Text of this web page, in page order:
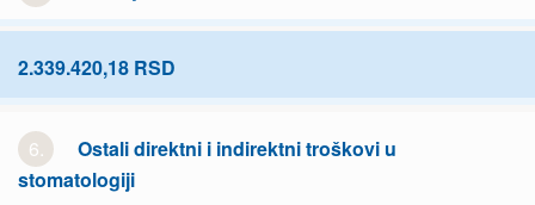
2.339.420,18 RSD
6.
Ostali direktni i indirektni troškovi u
stomatologiji